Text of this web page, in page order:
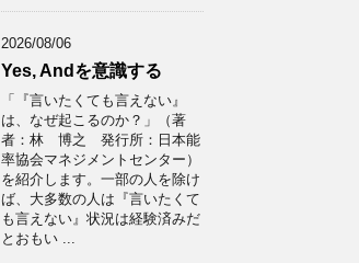
2026/08/06
Yes, Andを意識する
「『言いたくても言えない』
は、なぜ起こるのか？」（著
者：林 博之 発行所：日本能
率協会マネジメントセンター）
を紹介します。一部の人を除け
ば、大多数の人は『言いたくて
も言えない』状況は経験済みだ
とおもい ...